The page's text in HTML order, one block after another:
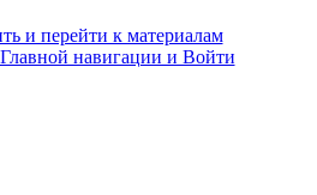
и перейти к материалам
навигации и Войти